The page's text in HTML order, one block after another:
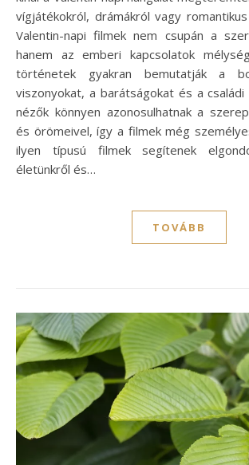
vígjátékokról, drámákról vagy
Valentin-napi filmek nem csupán a
hanem az emberi kapcsolatok
történetek gyakran bemutatják a
viszonyokat, a barátságokat és a
nézők könnyen azonosulhatnak a
és örömeivel, így a filmek még
ilyen típusú filmek segítenek
életünkről és…
TOVÁBB